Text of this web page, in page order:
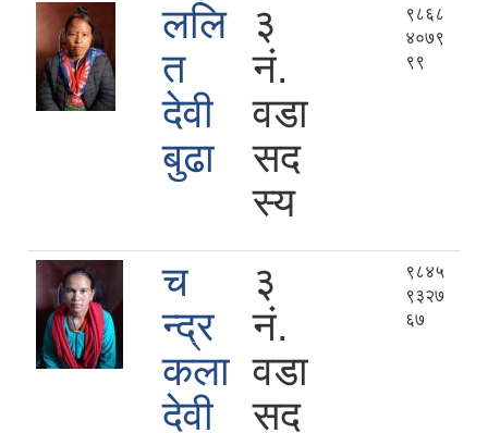
ललि
त
देवी
बुढा
३
नं.
वडा
सद
स्य
९८६८
४०७९
९९
च
न्द्र
कला
देवी
३
नं.
वडा
सद
९८४५
९३२७
६७